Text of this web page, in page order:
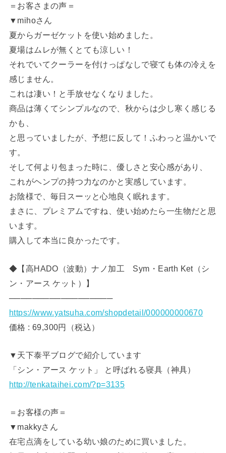
＝お客さまの声＝
▼mihoさん
夏からガーゼケットを使い始めました。
夏場はムレが無くとても涼しい！
それでいてクーラーを付けっぱなしで寝ても体の冷えを
感じません。
これは凄い！と手放せなくなりました。
商品は薄くてシンプルなので、秋からは少し寒く感じる
かも、
と思っていましたが、予想に反して！ふわっと温かいで
す。
そして何より包まった時に、優しさと安心感があり、
これがヘンプの持つ力なのかと実感しています。
お陰様で、毎日スーッと心地良く眠れます。
まさに、プレミアムですね、使い始めたら一生物だと思
います。
購入して本当に良かったです。
◆【高HADO（波動）ナノ加工 Sym・Earth Ket（シ
ン・アース ケット）】
──────────────────
https://www.yatsuha.com/shopdetail/000000000670
価格 : 69,300円（税込）
▼天下泰平ブログで紹介しています
「シン・アース ケット」 と呼ばれる寝具（神具）
http://tenkataihei.com/?p=3135
＝お客様の声＝
▼makkyさん
在宅点滴をしている幼い娘のために買いました。